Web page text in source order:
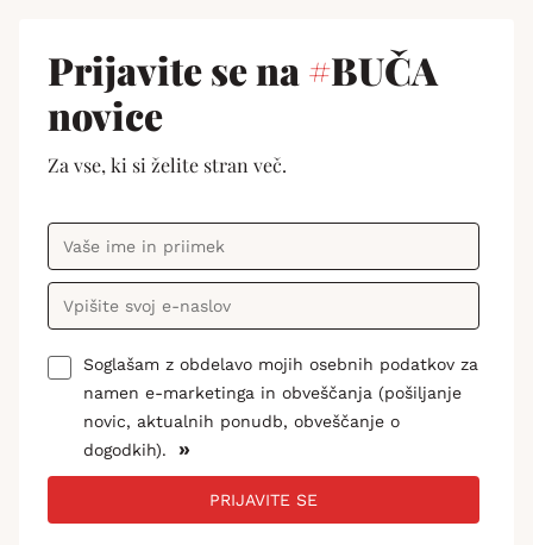
Prijavite se na#BUČA
novice
Za vse, ki si želite stran več.
Soglašam z obdelavo mojih osebnih podatkov za
namen e-marketinga in obveščanja (pošiljanje
novic, aktualnih ponudb, obveščanje o
dogodkih).
»
PRIJAVITE SE